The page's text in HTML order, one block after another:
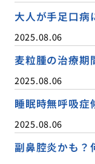
大人が手足口病
2025.08.06
麦粒腫の治療期
2025.08.06
睡眠時無呼吸症
2025.08.06
副鼻腔炎かも？